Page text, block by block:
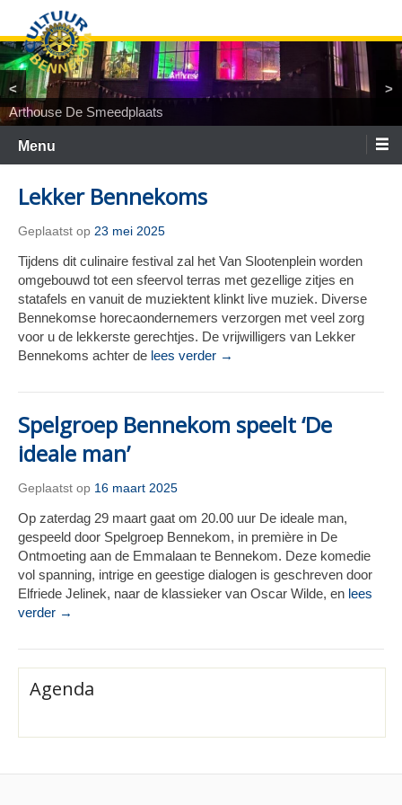
de
inhoud
Arthouse De Smeedplaats
Locatietheater ArtEZ
TiNaNiNaNi
Woest&Bijster
Tineke Roseboom en Peter Bouter
Spelgroep Bennekom. En toen waren er nul
< >
Menu
Lekker Bennekoms
Geplaatst op 23 mei 2025
Tijdens dit culinaire festival zal het Van Slootenplein worden
omgebouwd tot een sfeervol terras met gezellige zitjes en
statafels en vanuit de muziektent klinkt live muziek. Diverse
Bennekomse horecaondernemers verzorgen met veel zorg
voor u de lekkerste gerechtjes. De vrijwilligers van Lekker
Bennekoms achter de lees verder →
Spelgroep Bennekom speelt ‘De
ideale man’
Geplaatst op 16 maart 2025
Op zaterdag 29 maart gaat om 20.00 uur De ideale man,
gespeeld door Spelgroep Bennekom, in première in De
Ontmoeting aan de Emmalaan te Bennekom. Deze komedie
vol spanning, intrige en geestige dialogen is geschreven door
Elfriede Jelinek, naar de klassieker van Oscar Wilde, en lees
verder →
Agenda